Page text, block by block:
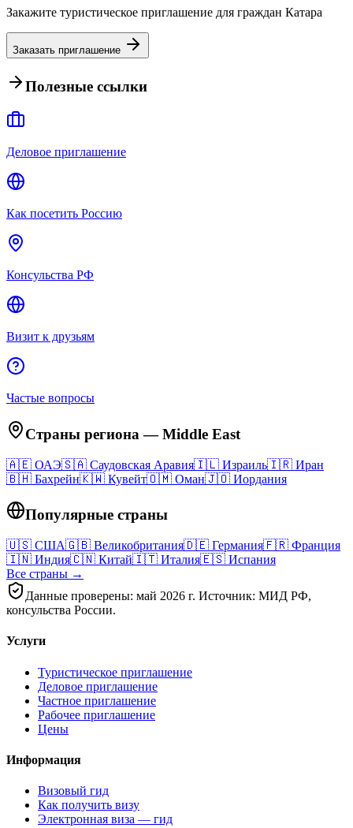
Закажите туристическое приглашение для граждан Катара
Заказать приглашение
Полезные ссылки
Деловое приглашение
Как посетить Россию
Консульства РФ
Визит к друзьям
Частые вопросы
Страны региона —Middle East
🇦🇪 ОАЭ🇸🇦 Саудовская Аравия🇮🇱 Израиль🇮🇷 Иран
🇧🇭 Бахрейн🇰🇼 Кувейт🇴🇲 Оман🇯🇴 Иордания
Популярные страны
🇺🇸 США🇬🇧 Великобритания🇩🇪 Германия🇫🇷 Франция
🇮🇳 Индия🇨🇳 Китай🇮🇹 Италия🇪🇸 Испания
Все страны →
Данные проверены: май 2026 г. Источник: МИД РФ,
консульства России.
Услуги
Туристическое приглашение
Деловое приглашение
Частное приглашение
Рабочее приглашение
Цены
Информация
Визовый гид
Как получить визу
Электронная виза — гид